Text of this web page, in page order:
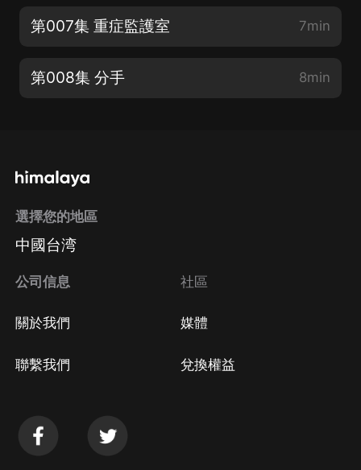
第007集 重症監護室 7min
第008集 分手 8min
選擇您的地區
中國台湾
公司信息
關於我們
聯繫我們
社區
媒體
兌換權益